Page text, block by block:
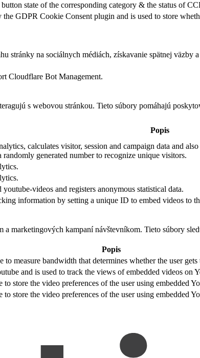
button state of the corresponding category & the status of
the GDPR Cookie Consent plugin and is used to store
stránky na sociálnych médiách, získavanie spätnej väzby
Cloudflare Bot Management.
s webovou stránkou. Tieto súbory pomáhajú
Popis
calculates visitor, session and campaign data and
generated number to recognize unique visitors.
videos and registers anonymous statistical data.
information by setting a unique ID to embed videos to
marketingových kampaní návštevníkom. Tieto súbory
Popis
to measure bandwidth that determines whether the user
and is used to track the views of embedded videos on
to store the video preferences of the user using embedded
to store the video preferences of the user using embedded